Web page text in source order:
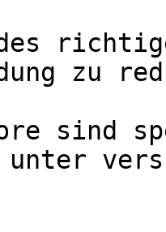
zu
sind